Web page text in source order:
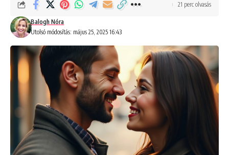
Utolsó módosítás: május 25, 2025 16:43
Balogh Nóra
21 perc olvasás